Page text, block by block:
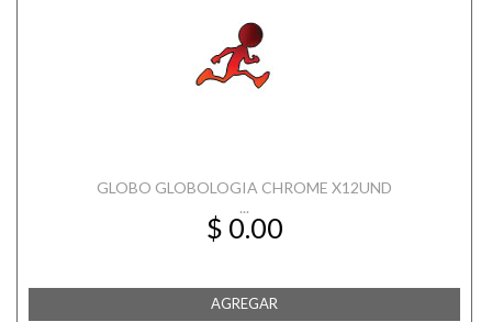
GLOBO GLOBOLOGIA CHROME X12UND
...
$ 0.00
AGREGAR